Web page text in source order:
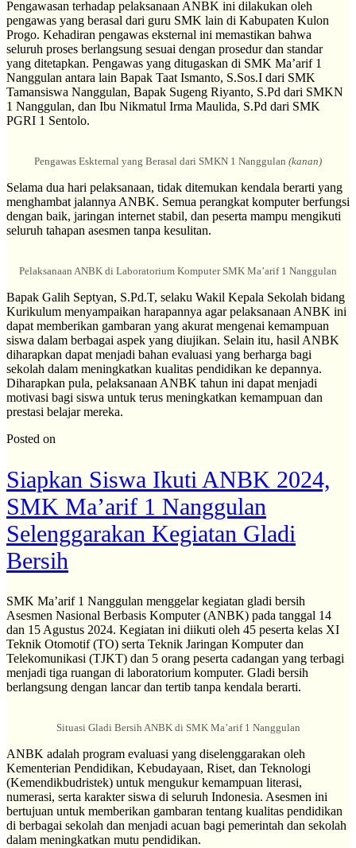
Pengawasan terhadap pelaksanaan ANBK ini dilakukan oleh
pengawas yang berasal dari guru SMK lain di Kabupaten Kulon
Progo. Kehadiran pengawas eksternal ini memastikan bahwa
seluruh proses berlangsung sesuai dengan prosedur dan standar
yang ditetapkan. Pengawas yang ditugaskan di SMK Ma’arif 1
Nanggulan antara lain Bapak Taat Ismanto, S.Sos.I dari SMK
Tamansiswa Nanggulan, Bapak Sugeng Riyanto, S.Pd dari SMKN
1 Nanggulan, dan Ibu Nikmatul Irma Maulida, S.Pd dari SMK
PGRI 1 Sentolo.
Pengawas Eskternal yang Berasal dari SMKN 1 Nanggulan (kanan)
Selama dua hari pelaksanaan, tidak ditemukan kendala berarti yang
menghambat jalannya ANBK. Semua perangkat komputer berfungsi
dengan baik, jaringan internet stabil, dan peserta mampu mengikuti
seluruh tahapan asesmen tanpa kesulitan.
Pelaksanaan ANBK di Laboratorium Komputer SMK Ma’arif 1 Nanggulan
Bapak Galih Septyan, S.Pd.T, selaku Wakil Kepala Sekolah bidang
Kurikulum menyampaikan harapannya agar pelaksanaan ANBK ini
dapat memberikan gambaran yang akurat mengenai kemampuan
siswa dalam berbagai aspek yang diujikan. Selain itu, hasil ANBK
diharapkan dapat menjadi bahan evaluasi yang berharga bagi
sekolah dalam meningkatkan kualitas pendidikan ke depannya.
Diharapkan pula, pelaksanaan ANBK tahun ini dapat menjadi
motivasi bagi siswa untuk terus meningkatkan kemampuan dan
prestasi belajar mereka.
Posted on
Siapkan Siswa Ikuti ANBK 2024,
SMK Ma’arif 1 Nanggulan
Selenggarakan Kegiatan Gladi
Bersih
SMK Ma’arif 1 Nanggulan menggelar kegiatan gladi bersih
Asesmen Nasional Berbasis Komputer (ANBK) pada tanggal 14
dan 15 Agustus 2024. Kegiatan ini diikuti oleh 45 peserta kelas XI
Teknik Otomotif (TO) serta Teknik Jaringan Komputer dan
Telekomunikasi (TJKT) dan 5 orang peserta cadangan yang terbagi
menjadi tiga ruangan di laboratorium komputer. Gladi bersih
berlangsung dengan lancar dan tertib tanpa kendala berarti.
Situasi Gladi Bersih ANBK di SMK Ma’arif 1 Nanggulan
ANBK adalah program evaluasi yang diselenggarakan oleh
Kementerian Pendidikan, Kebudayaan, Riset, dan Teknologi
(Kemendikbudristek) untuk mengukur kemampuan literasi,
numerasi, serta karakter siswa di seluruh Indonesia. Asesmen ini
bertujuan untuk memberikan gambaran tentang kualitas pendidikan
di berbagai sekolah dan menjadi acuan bagi pemerintah dan sekolah
dalam meningkatkan mutu pendidikan.